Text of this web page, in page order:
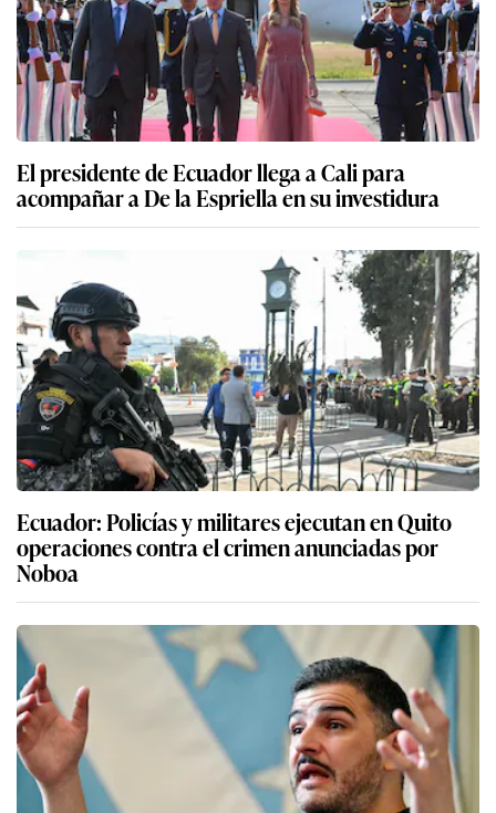
El presidente de Ecuador llega a Cali para
acompañar a De la Espriella en su investidura
Ecuador: Policías y militares ejecutan en Quito
operaciones contra el crimen anunciadas por
Noboa